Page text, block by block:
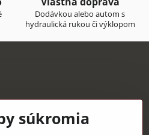
Dodávkou alebo autom s
hydraulická rukou či výklopom
súkromia